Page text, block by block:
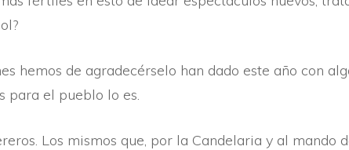
hemos de agradecérselo han dado este año con
para el pueblo lo es.
Los mismos que, por la Candelaria y al mando